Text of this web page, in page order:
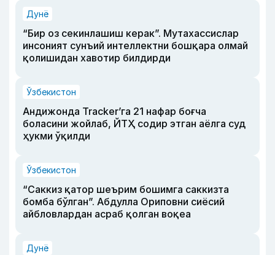
Дунё
“Бир оз секинлашиш керак”. Мутахассислар
инсоният сунъий интеллектни бошқара олмай
қолишидан хавотир билдирди
Ўзбекистон
Андижонда Tracker’га 21 нафар боғча
боласини жойлаб, ЙТҲ содир этган аёлга суд
ҳукми ўқилди
Ўзбекистон
“Саккиз қатор шеърим бошимга саккизта
бомба бўлган”. Абдулла Ориповни сиёсий
айбловлардан асраб қолган воқеа
Дунё